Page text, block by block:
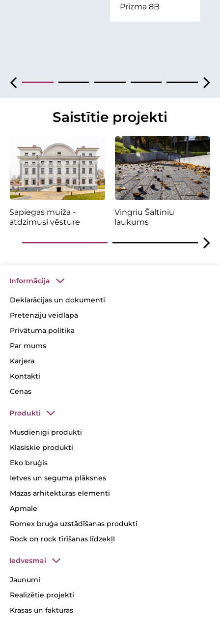
Prizma 8B
Saistītie projekti
Sapiegas muiža -
atdzimusi vēsture
Vingriu Šaltiniu
laukums
Informācija
Deklarācijas un dokumenti
Pretenziju veidlapa
Privātuma politika
Par mums
Karjera
Kontakti
Cenas
Produkti
Mūsdienīgi produkti
Klasiskie produkti
Eko bruģis
Ietves un seguma plāksnes
Mazās arhitektūras elementi
Apmale
Romex bruģa uzstādīšanas produkti
Rock on rock tīrīšanas līdzekļI
Iedvesmai
Jaunumi
Realizētie projekti
Krāsas un faktūras